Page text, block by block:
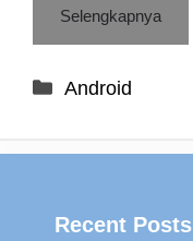
Selengkapnya
Categories
Android
Recent Posts